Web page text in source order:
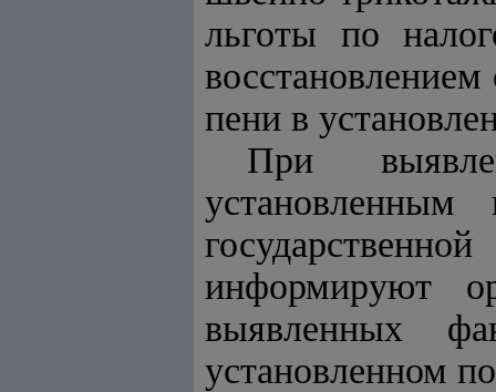
льготы по
пени в
При
установленным
информируют
выявленных
установленном